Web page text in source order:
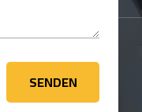
SENDEN
SENDEN